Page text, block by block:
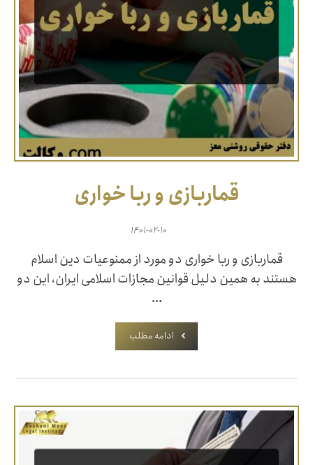
قماربازی و ربا خواری
۱۴۰۱-۰۲-۱۰
قماربازی و ربا خواری دو مورد از ممنوعیات دین اسلام
هستند به همین دلیل قوانین مجازات اسلامی ایران، این دو
...
ادامه مطلب